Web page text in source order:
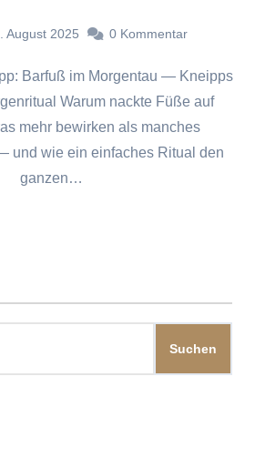
August 2025 0 Kommentar
Warum nackte Füße auf
mehr bewirken als manches
und wie ein einfaches Ritual den
ganzen…
Suchen